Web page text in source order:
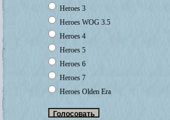
Heroes 3
Heroes WOG 3.5
Heroes 4
Heroes 5
Heroes 6
Heroes 7
Heroes Olden Era